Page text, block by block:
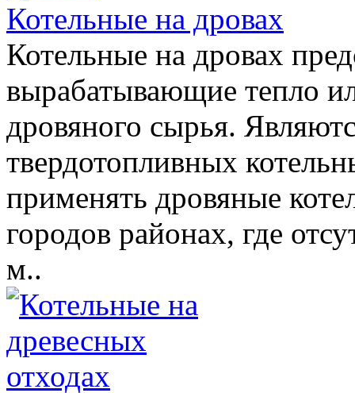
Котельные на дровах
Котельные на дровах
вырабатывающие тепло
дровяного сырья.
твердотопливных
применять дровяные
городов районах, где
м..